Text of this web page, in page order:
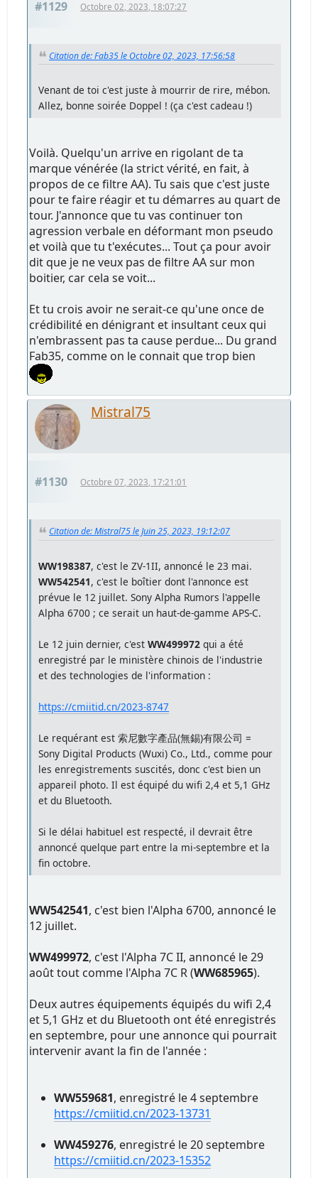
#1129 Octobre 02, 2023, 18:07:27
Citation de: Fab35 le Octobre 02, 2023, 17:56:58
Venant de toi c'est juste à mourrir de rire, mébon.
Allez, bonne soirée Doppel ! (ça c'est cadeau !)
Voilà. Quelqu'un arrive en rigolant de ta
marque vénérée (la strict vérité, en fait, à
propos de ce filtre AA). Tu sais que c'est juste
pour te faire réagir et tu démarres au quart de
tour. J'annonce que tu vas continuer ton
agression verbale en déformant mon pseudo
et voilà que tu t'exécutes... Tout ça pour avoir
dit que je ne veux pas de filtre AA sur mon
boitier, car cela se voit...
Et tu crois avoir ne serait-ce qu'une once de
crédibilité en dénigrant et insultant ceux qui
n'embrassent pas ta cause perdue... Du grand
Fab35, comme on le connait que trop bien
Mistral75
#1130 Octobre 07, 2023, 17:21:01
Citation de: Mistral75 le Juin 25, 2023, 19:12:07
WW198387, c'est le ZV-1II, annoncé le 23 mai.
WW542541, c'est le boîtier dont l'annonce est
prévue le 12 juillet. Sony Alpha Rumors l'appelle
Alpha 6700 ; ce serait un haut-de-gamme APS-C.
Le 12 juin dernier, c'estWW499972 qui a été
enregistré par le ministère chinois de l'industrie
et des technologies de l'information :
https://cmiitid.cn/2023-8747
Le requérant est 索尼數字產品(無錫)有限公司 =
Sony Digital Products (Wuxi) Co., Ltd., comme pour
les enregistrements suscités, donc c'est bien un
appareil photo. Il est équipé du wifi 2,4 et 5,1 GHz
et du Bluetooth.
Si le délai habituel est respecté, il devrait être
annoncé quelque part entre la mi-septembre et la
fin octobre.
WW542541, c'est bien l'Alpha 6700, annoncé le
12 juillet.
WW499972, c'est l'Alpha 7C II, annoncé le 29
août tout comme l'Alpha 7C R (WW685965).
Deux autres équipements équipés du wifi 2,4
et 5,1 GHz et du Bluetooth ont été enregistrés
en septembre, pour une annonce qui pourrait
intervenir avant la fin de l'année :
WW559681, enregistré le 4 septembre
https://cmiitid.cn/2023-13731
WW459276, enregistré le 20 septembre
https://cmiitid.cn/2023-15352